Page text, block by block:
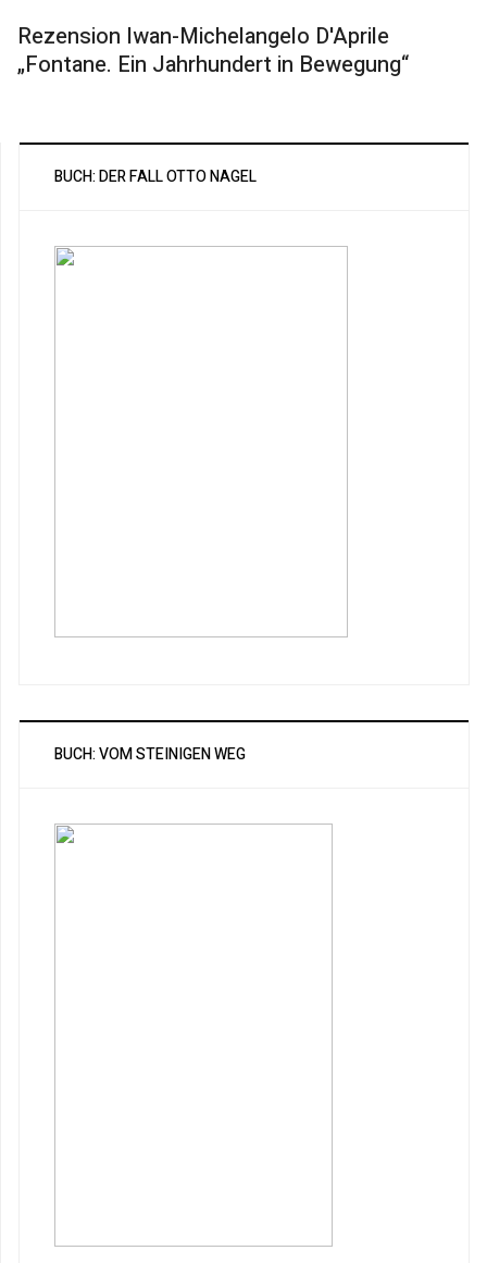
Rezension Iwan-Michelangelo D'Aprile
„Fontane. Ein Jahrhundert in Bewegung“
BUCH: DER FALL OTTO NAGEL
BUCH: VOM STEINIGEN WEG